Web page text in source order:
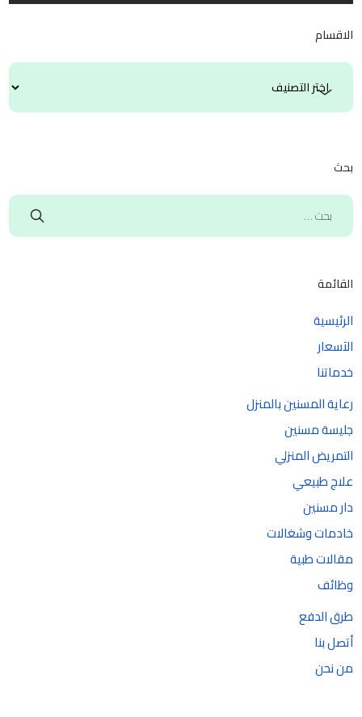
الاقسام
بحث
القائمة
الرئيسية
الآسعار
خدماتنا
رعاية المسنين بالمنزل
جليسة مسنين
التمريض المنزلي
علاج طبيعي
دار مسنين
خادمات وشغالات
مقالات طبية
وظائف
طرق الدفع
أتصل بنا
من نحن